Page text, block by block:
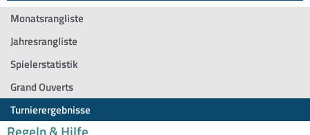
Monatsrangliste
Jahresrangliste
Spielerstatistik
Grand Ouverts
Turnierergebnisse